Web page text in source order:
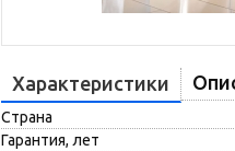
Характеристики
Страна
Гарантия, лет